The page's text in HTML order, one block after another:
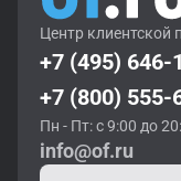
Центр клиентской
+7 (495) 646-
+7 (800) 555-
Пн - Пт: с 9:00 до
info@of.ru